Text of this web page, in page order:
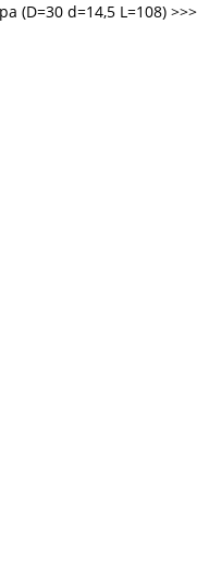
(D=30 d=14,5 L=108) >>>